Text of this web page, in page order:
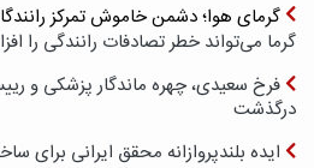
گرمای هوا؛ دشمن خاموش تمرکز
گرما می‌تواند خطر تصادفات رانندگی را
فرخ سعیدی، چهره ماندگار پزشکی و
درگذشت
ایده بلندپروازانه محقق ایرانی برای